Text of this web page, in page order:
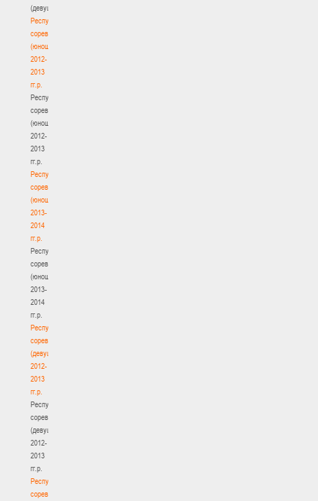
(девушки)
Республиканские
соревнования
(юноши)
2012-
2013
гг.р.
Республиканские
соревнования
(юноши)
2012-
2013
гг.р.
Республиканские
соревнования
(юноши)
2013-
2014
гг.р.
Республиканские
соревнования
(юноши)
2013-
2014
гг.р.
Республиканские
соревнования
(девушки)
2012-
2013
гг.р.
Республиканские
соревнования
(девушки)
2012-
2013
гг.р.
Республиканские
соревнования